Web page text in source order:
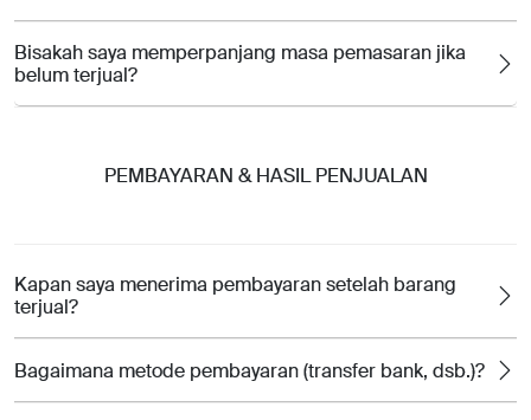
Bisakah saya memperpanjang masa pemasaran jika
belum terjual?
PEMBAYARAN & HASIL PENJUALAN
Kapan saya menerima pembayaran setelah barang
terjual?
Bagaimana metode pembayaran (transfer bank, dsb.)?